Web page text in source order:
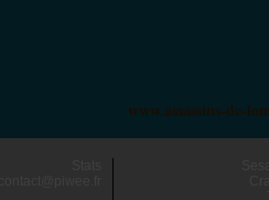
www.assassins-de-